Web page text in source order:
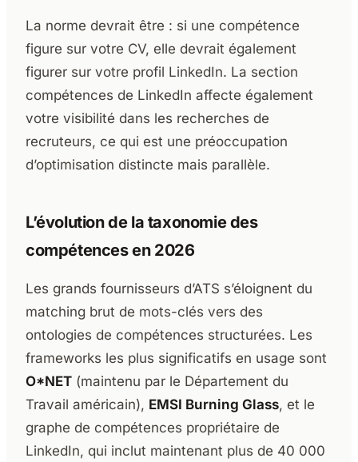
La norme devrait être : si une compétence
figure sur votre CV, elle devrait également
figurer sur votre profil LinkedIn. La section
compétences de LinkedIn affecte également
votre visibilité dans les recherches de
recruteurs, ce qui est une préoccupation
d’optimisation distincte mais parallèle.
L’évolution de la taxonomie des
compétences en 2026
Les grands fournisseurs d’ATS s’éloignent du
matching brut de mots-clés vers des
ontologies de compétences structurées. Les
frameworks les plus significatifs en usage sont
O*NET (maintenu par le Département du
Travail américain), EMSI Burning Glass, et le
graphe de compétences propriétaire de
LinkedIn, qui inclut maintenant plus de 40 000